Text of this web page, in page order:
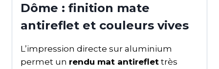
Dôme : finition mate
antireflet et couleurs vives
L’impression directe sur aluminium
permet un rendu mat antireflet très